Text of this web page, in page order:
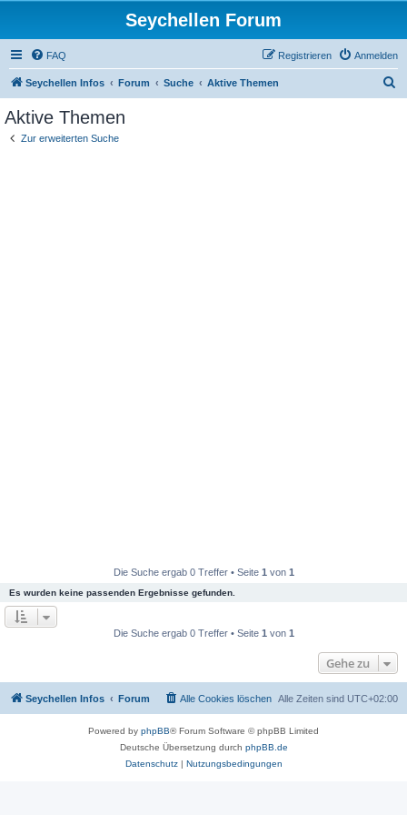
Seychellen Forum
FAQ Anmelden
Registrieren
Seychellen Infos Forum Suche Aktive Themen
Aktive Themen
Zur erweiterten Suche
Die Suche ergab 0 Treffer • Seite 1 von 1
Es wurden keine passenden Ergebnisse gefunden.
Die Suche ergab 0 Treffer • Seite 1 von 1
Gehe zu
Seychellen Infos Forum Alle Zeiten sind UTC+02:00
Alle Cookies löschen
Powered by phpBB® Forum Software © phpBB Limited
Deutsche Übersetzung durch phpBB.de
Datenschutz| Nutzungsbedingungen